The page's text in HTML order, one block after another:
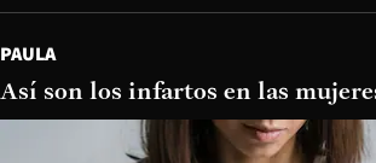
PAULA
Así son los infartos en las